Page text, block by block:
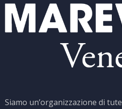
Siamo un’organizzazione di